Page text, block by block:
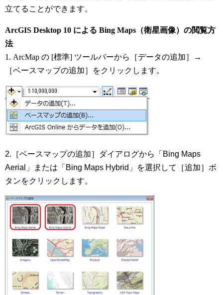
立てることができます。
ArcGIS Desktop 10 による Bing Maps（衛星画像）の閲覧方
法
1. ArcMap の [標準] ツールバーから［データの追加］→
［ベースマップの追加］をクリックします。
2.［ベースマップの追加］ダイアログから「Bing Maps
Aerial」または「Bing Maps Hybrid」を選択して［追加］ボ
タンをクリックします。